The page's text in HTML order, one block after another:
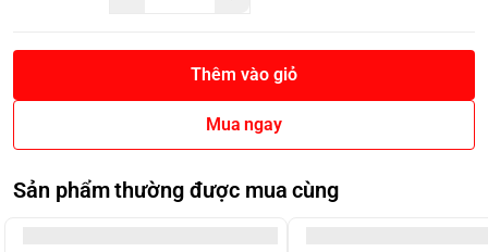
Thêm vào giỏ
Mua ngay
Sản phẩm thường được mua cùng